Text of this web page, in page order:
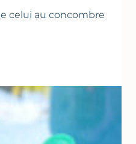
celui au concombre